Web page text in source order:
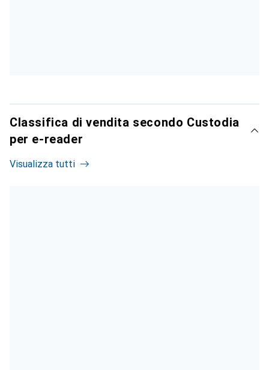
Classifica di vendita secondo Custodia
per e-reader
Visualizza tutti